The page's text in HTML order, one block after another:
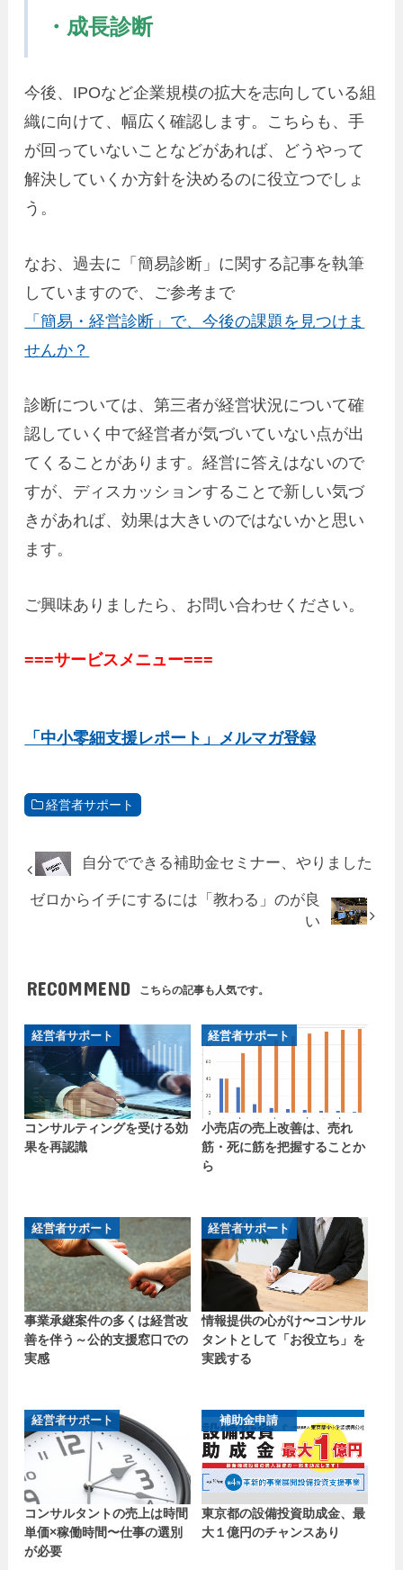
・成長診断
今後、IPOなど企業規模の拡大を志向している組
織に向けて、幅広く確認します。こちらも、手
が回っていないことなどがあれば、どうやって
解決していくか方針を決めるのに役立つでしょ
う。
なお、過去に「簡易診断」に関する記事を執筆
していますので、ご参考まで
「簡易・経営診断」で、今後の課題を見つけま
せんか？
診断については、第三者が経営状況について確
認していく中で経営者が気づいていない点が出
てくることがあります。経営に答えはないので
すが、ディスカッションすることで新しい気づ
きがあれば、効果は大きいのではないかと思い
ます。
ご興味ありましたら、お問い合わせください。
===サービスメニュー===
「中小零細支援レポート」メルマガ登録
経営者サポート
自分でできる補助金セミナー、やりました
ゼロからイチにするには「教わる」のが良
い
RECOMMEND こちらの記事も人気です。
経営者サポート
コンサルティングを受ける効
果を再認識
経営者サポート
小売店の売上改善は、売れ
筋・死に筋を把握することか
ら
経営者サポート
事業承継案件の多くは経営改
善を伴う～公的支援窓口での
実感
経営者サポート
情報提供の心がけ〜コンサル
タントとして「お役立ち」を
実践する
経営者サポート
コンサルタントの売上は時間
単価×稼働時間〜仕事の選別
が必要
補助金申請
東京都の設備投資助成金、最
大１億円のチャンスあり